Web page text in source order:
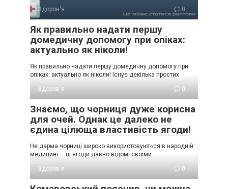
Здоров'я 0
Як правильно надати першу
домедичну допомогу при опіках:
актуально як ніколи!
Як правильно надати першу домедичну допомогу при
опіках: актуально як ніколи! Існує декілька простих
Здоров'я
0
Знаємо, що чорниця дуже корисна
для очей. Однак це далеко не
єдина цілюща властивість ягоди!
Не дарма чорниці широко використовуються в народній
медицині — ці ягоди давно відомі своїми
Здоров'я
0